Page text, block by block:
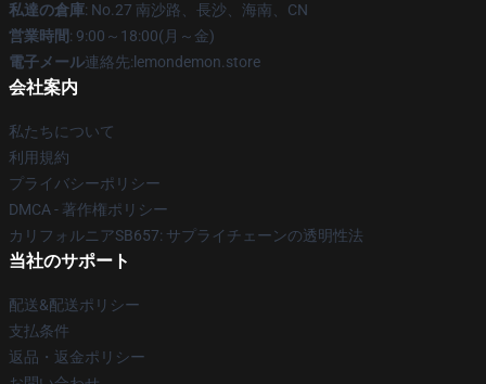
私達の倉庫: No.27 南沙路、長沙、海南、CN
営業時間: 9:00～18:00(月～金)
電子メール連絡先:lemondemon.store
会社案内
私たちについて
利用規約
プライバシーポリシー
DMCA - 著作権ポリシー
カリフォルニアSB657: サプライチェーンの透明性法
当社のサポート
配送&配送ポリシー
支払条件
返品・返金ポリシー